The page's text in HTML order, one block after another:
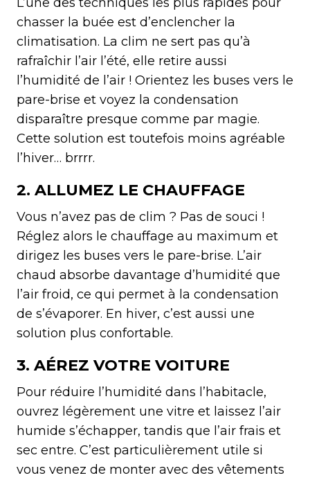
chasser la buée est d’enclencher la
climatisation. La clim ne sert pas qu’à
rafraîchir l’air l’été, elle retire aussi
l’humidité de l’air ! Orientez les buses vers le
pare-brise et voyez la condensation
disparaître presque comme par magie.
Cette solution est toutefois moins agréable
l’hiver… brrrr.
2. ALLUMEZ LE CHAUFFAGE
Vous n’avez pas de clim ? Pas de souci !
Réglez alors le chauffage au maximum et
dirigez les buses vers le pare-brise. L’air
chaud absorbe davantage d’humidité que
l’air froid, ce qui permet à la condensation
de s’évaporer. En hiver, c’est aussi une
solution plus confortable.
3. AÉREZ VOTRE VOITURE
Pour réduire l’humidité dans l’habitacle,
ouvrez légèrement une vitre et laissez l’air
humide s’échapper, tandis que l’air frais et
sec entre. C’est particulièrement utile si
vous venez de monter avec des vêtements